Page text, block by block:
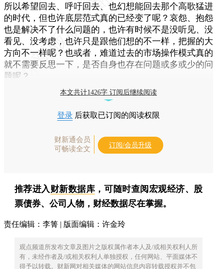
所以希望回去、呼吁回去、也幻想能回去那个高歌猛进
的时代，但也许底层范式真的已经变了呢？哀怨、抱怨
也是解决不了什么问题的，也许有时候不是没听见、没
看见、没考虑，也许只是跟他们想的不一样，把握的大
方向不一样呢？也或者，难道过去的市场操作模式真的
就不需要反思一下，是否自身也存在问题或多或少的问
题呢？
本文共计1426字 订阅后继续阅读
登录 后获取已订阅的阅读权限
财新通会员
可畅读全文
订阅/会员升级
推荐进入 财新数据库 ，可随时查阅宏观经济、股
票债券、公司人物，财经数据尽在掌握。
责任编辑：李箐 | 版面编辑：许金玲
观点频道所发布文章及图片之版权属作者本人及/或相关权利人所
有，未经作者及/或相关权利人单独授权，任何网站、平面媒体不
得予以转载。财新网对相关媒体的网站信息内容转载授权并不包